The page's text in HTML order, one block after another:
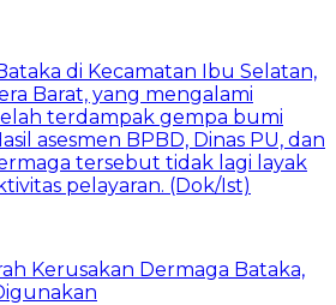
Kerusakan Dermaga Bataka,